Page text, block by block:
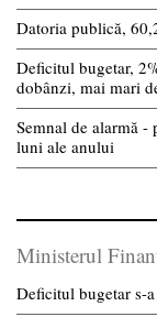
Datoria publică,
Deficitul bugetar,
dobânzi, mai mari
Semnal de alarmă
luni ale anului
Ministerul
Deficitul bugetar s-